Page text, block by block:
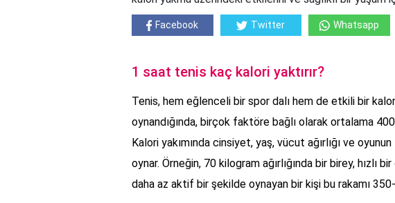
Facebook Twitter Whatsapp
1 saat tenis kaç kalori yaktırır?
Tenis, hem eğlenceli bir spor dalı hem de etkili bir
oynandığında, birçok faktöre bağlı olarak ortalama
Kalori yakımında cinsiyet, yaş, vücut ağırlığı ve
oynar. Örneğin, 70 kilogram ağırlığında bir birey, hızlı
daha az aktif bir şekilde oynayan bir kişi bu rakamı